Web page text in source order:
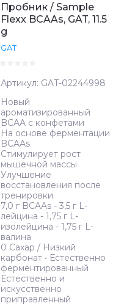
Пробник / Sample
Flexx BCAAs, GAT, 11.5
g
GAT
Артикул: GAT-02244998
Новый
ароматизированный
BCAA с конфетами
На основе ферментации
BCAAs
Стимулирует рост
мышечной массы
Улучшение
восстановления после
тренировки
7,0 г BCAAs - 3,5 г L-
лейцина - 1,75 г L-
изолейцина - 1,75 г L-
валина
0 Сахар / Низкий
карбонат • Естественно
ферментированный
Естественно и
искусственно
приправленный